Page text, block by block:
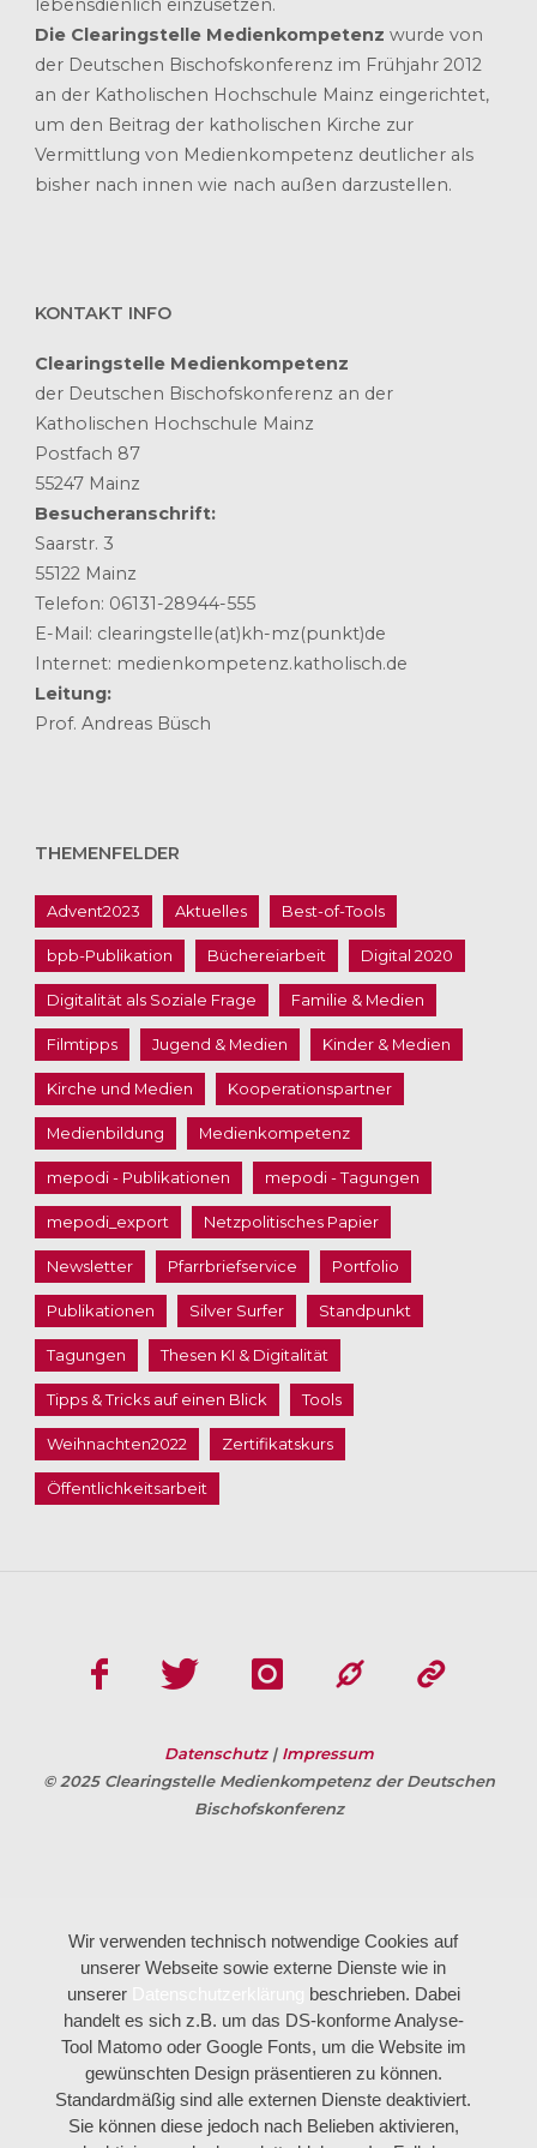
lebensdienlich einzusetzen.
Die Clearingstelle Medienkompetenz wurde von
der Deutschen Bischofskonferenz im Frühjahr 2012
an der Katholischen Hochschule Mainz eingerichtet,
um den Beitrag der katholischen Kirche zur
Vermittlung von Medienkompetenz deutlicher als
bisher nach innen wie nach außen darzustellen.
KONTAKT INFO
Clearingstelle Medienkompetenz
der Deutschen Bischofskonferenz an der
Katholischen Hochschule Mainz
Postfach 87
55247 Mainz
Besucheranschrift:
Saarstr. 3
55122 Mainz
Telefon: 06131-28944-555
E-Mail: clearingstelle(at)kh-mz(punkt)de
Internet: medienkompetenz.katholisch.de
Leitung:
Prof. Andreas Büsch
THEMENFELDER
Advent2023 Aktuelles Best-of-Tools
bpb-Publikation Büchereiarbeit Digital 2020
Digitalität als Soziale Frage Familie & Medien
Filmtipps Jugend & Medien Kinder & Medien
Kirche und Medien Kooperationspartner
Medienbildung Medienkompetenz
mepodi - Publikationen mepodi - Tagungen
mepodi_export Netzpolitisches Papier
Newsletter Pfarrbriefservice Portfolio
Publikationen Silver Surfer Standpunkt
Tagungen Thesen KI & Digitalität
Tipps & Tricks auf einen Blick Tools
Weihnachten2022 Zertifikatskurs
Öffentlichkeitsarbeit
Datenschutz | Impressum
© 2025 Clearingstelle Medienkompetenz der Deutschen
Bischofskonferenz
Wir verwenden technisch notwendige Cookies auf
unserer Webseite sowie externe Dienste wie in
unserer
beschrieben. Dabei
handelt es sich z.B. um das DS-konforme Analyse-
Tool Matomo oder Google Fonts, um die Website im
gewünschten Design präsentieren zu können.
Standardmäßig sind alle externen Dienste deaktiviert.
Sie können diese jedoch nach Belieben aktivieren,